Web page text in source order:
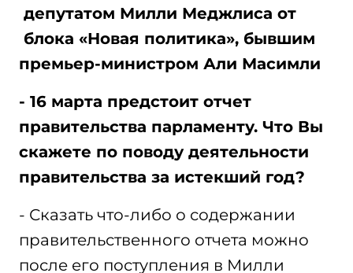
депутатом Милли Меджлиса от
блока «Новая политика», бывшим
премьер-министром Али Масимли
- 16 марта предстоит отчет
правительства парламенту. Что Вы
скажете по поводу деятельности
правительства за истекший год?
- Сказать что-либо о содержании
правительственного отчета можно
после его поступления в Милли